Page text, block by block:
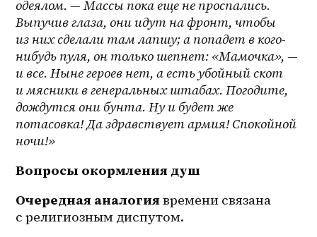
одеялом. — Массы пока еще не проспались.
Выпучив глаза, они идут на фронт, чтобы
из них сделали там лапшу; а попадет в кого-
нибудь пуля, он только шепнет: «Мамочка», —
и все. Ныне героев нет, а есть убойный скот
и мясники в генеральных штабах. Погодите,
дождутся они бунта. Ну и будет же
потасовка! Да здравствует армия! Спокойной
ночи!»
Вопросы окормления душ
Очередная аналогия времени связана
с религиозным диспутом.